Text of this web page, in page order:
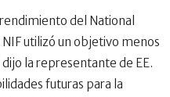
del National
utilizó un objetivo menos
la representante de EE.
futuras para la